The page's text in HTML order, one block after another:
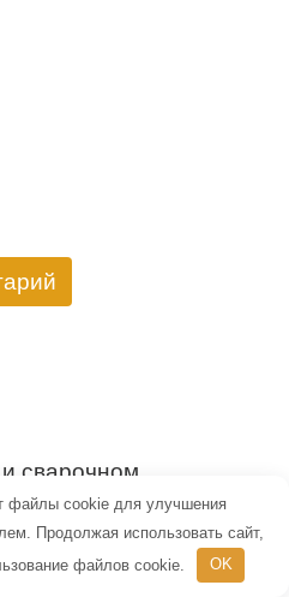
сварочном
файлы cookie для улучшения
Продолжая использовать сайт,
файлов cookie.
OK